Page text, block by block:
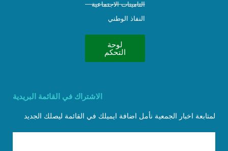
التامينات الاجتماعية
النفاذ الوطني
لوحة
التحكم
الاشتراك في القائمة البريدية
لمتابعة اخبار الجمعية نأمل اضافة ايميلك في القائمة ليصلك الجديد